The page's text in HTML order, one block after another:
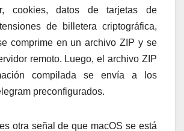
cookies, datos de tarjetas de
de billetera criptográfica,
comprime en un archivo ZIP y se
remoto. Luego, el archivo ZIP
compilada se envía a los
preconfigurados.
otra señal de que macOS se está